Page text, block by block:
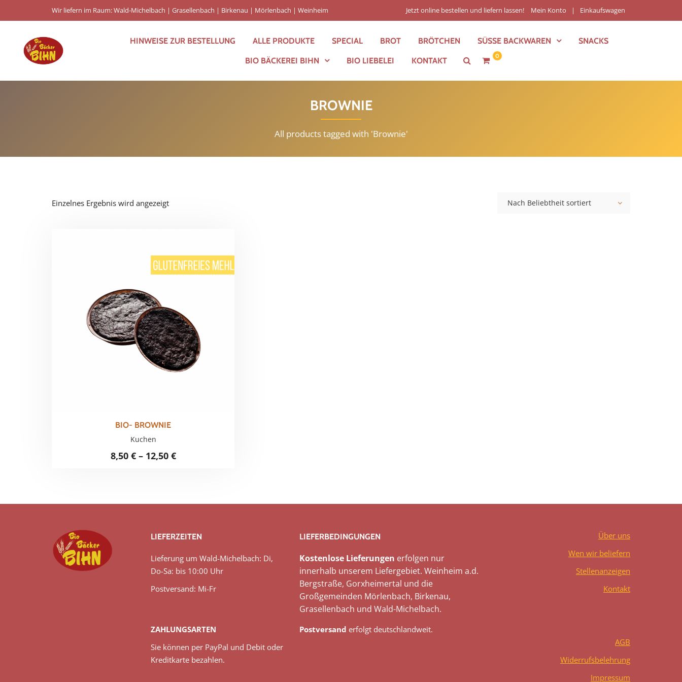
Wir liefern im Raum: Wald-Michelbach | Grasellenbach | Birkenau | Mörlenbach | Weinheim Jetzt online bestellen und liefern lassen! Mein Konto Einkaufswagen
HINWEISE ZUR BESTELLUNG ALLE PRODUKTE SPECIAL BROT BRÖTCHEN SÜSSE BACKWAREN SNACKS
BIO BÄCKEREI BIHN BIO LIEBELEI KONTAKT 0
BROWNIE
All products tagged with 'Brownie'
Einzelnes Ergebnis wird angezeigt Nach Beliebtheit sortiert
BIO- BROWNIE
Kuchen
8,50 €– 12,50 €
LIEFERZEITEN
Lieferung um Wald-Michelbach: Di,
Do-Sa: bis 10:00 Uhr
Postversand: Mi-Fr
ZAHLUNGSARTEN
Sie können per PayPal und Debit oder
Kreditkarte bezahlen.
LIEFERBEDINGUNGEN
Kostenlose Lieferungen erfolgen nur
innerhalb unserem Liefergebiet. Weinheim a.d.
Bergstraße, Gorxheimertal und die
Großgemeinden Mörlenbach, Birkenau,
Grasellenbach und Wald-Michelbach.
Postversand erfolgt deutschlandweit.
Über uns
Wen wir beliefern
Stellenanzeigen
Kontakt
AGB
Widerrufsbelehrung
Impressum